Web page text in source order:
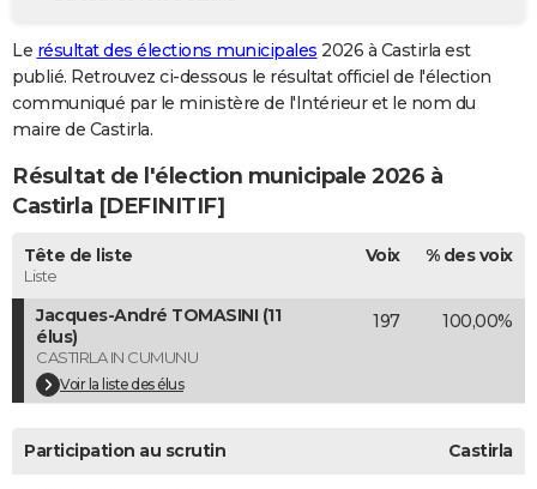
GUIDES D'ACHAT
BONS PLANS
CARTE DE VOEUX
Carte de Noël
Carte Bonne année
Carte Saint-Valentin
Carte Pâques
Carte d'anniversaire
DICTIONNAIRE
Dictionnaire
Biographies
Citations
Expressions
Proverbes
PROGRAMME TV
COPAINS D'AVANT
S'inscrire
Se connecter
Lycées
Collèges
Primaires
Universités
Entreprises
Service militaire
Avis de recherche
AVIS DE DÉCÈS
Bricolage
Lifestyle
Culture
Sport
Auto
Television
Voyage
Cinema
Le résultat des élections municipales 2026 à Castirla est
publié. Retrouvez ci-dessous le résultat officiel de l'élection
communiqué par le ministère de l'Intérieur et le nom du
maire de Castirla.
Résultat de l'élection municipale 2026 à
Castirla [DEFINITIF]
Tête de liste
Liste
Voix % des voix
Jacques-André TOMASINI (11
élus)
CASTIRLA IN CUMUNU
Voir la liste des élus
197 100,00%
Participation au scrutin Castirla